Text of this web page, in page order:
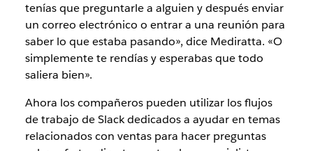
tenías que preguntarle a alguien y después enviar
un correo electrónico o entrar a una reunión para
saber lo que estaba pasando», dice Mediratta. «O
simplemente te rendías y esperabas que todo
saliera bien».
Ahora los compañeros pueden utilizar los flujos
de trabajo de Slack dedicados a ayudar en temas
relacionados con ventas para hacer preguntas